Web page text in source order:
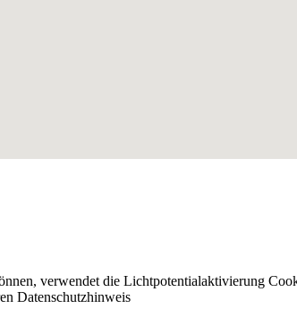
verwendet die Lichtpotentialaktivierung
Datenschutzhinweis